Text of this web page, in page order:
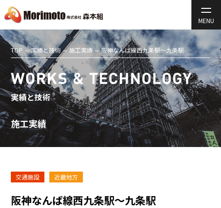
TOP 実績と技術 施工実績 阪神なんば線西九条駅～九条駅
実績と技術
施工実績
交通施設 近畿地方
阪神なんば線西九条駅～九条駅